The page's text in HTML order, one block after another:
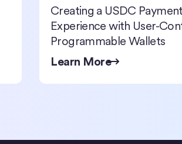
Creating a USDC Payment
Experience with User-
Programmable Wallets
Learn More